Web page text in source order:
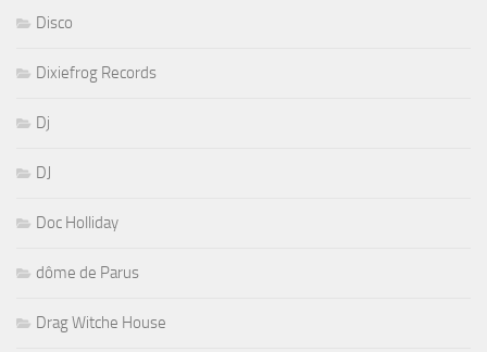
Disco
Dixiefrog Records
Dj
DJ
Doc Holliday
dôme de Parus
Drag Witche House